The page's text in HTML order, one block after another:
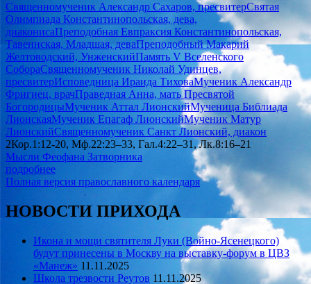
Священномученик Александр Сахаров, пресвитерСвятая
Олимпиада Константинопольская, дева,
диаконисаПреподобная Евпраксия Константинопольская,
Тавеннская, Младшая, деваПреподобный Макарий
Желтоводский, УнженскийПамять V Вселенского
СобораСвященномученик Николай Удинцев,
пресвитерИсповедница Ираида ТиховаМученик Александр
Фригиец, врачПраведная Анна, мать Пресвятой
БогородицыМученик Аттал ЛионскийМученица Библиада
ЛионскаяМученик Епагаф ЛионскийМученик Матур
ЛионскийСвященномученик Санкт Лионский, диакон
2Кор.1:12-20, Мф.22:23–33, Гал.4:22–31, Лк.8:16–21
Мысли Феофана Затворника
подробнее
Полная версия православного календаря
НОВОСТИ ПРИХОДА
Икона и мощи святителя Луки (Войно-Ясенецкого)
будут принесены в Москву на выставку-форум в ЦВЗ
«Манеж» 11.11.2025
Школа трезвости Реутов 11.11.2025